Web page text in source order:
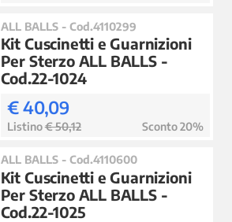
ALL BALLS - Cod.4110299
Kit Cuscinetti e Guarnizioni
Per Sterzo ALL BALLS -
Cod.22-1024
€ 40,09
Listino€ 50,12 Sconto 20%
ALL BALLS - Cod.4110600
Kit Cuscinetti e Guarnizioni
Per Sterzo ALL BALLS -
Cod.22-1025